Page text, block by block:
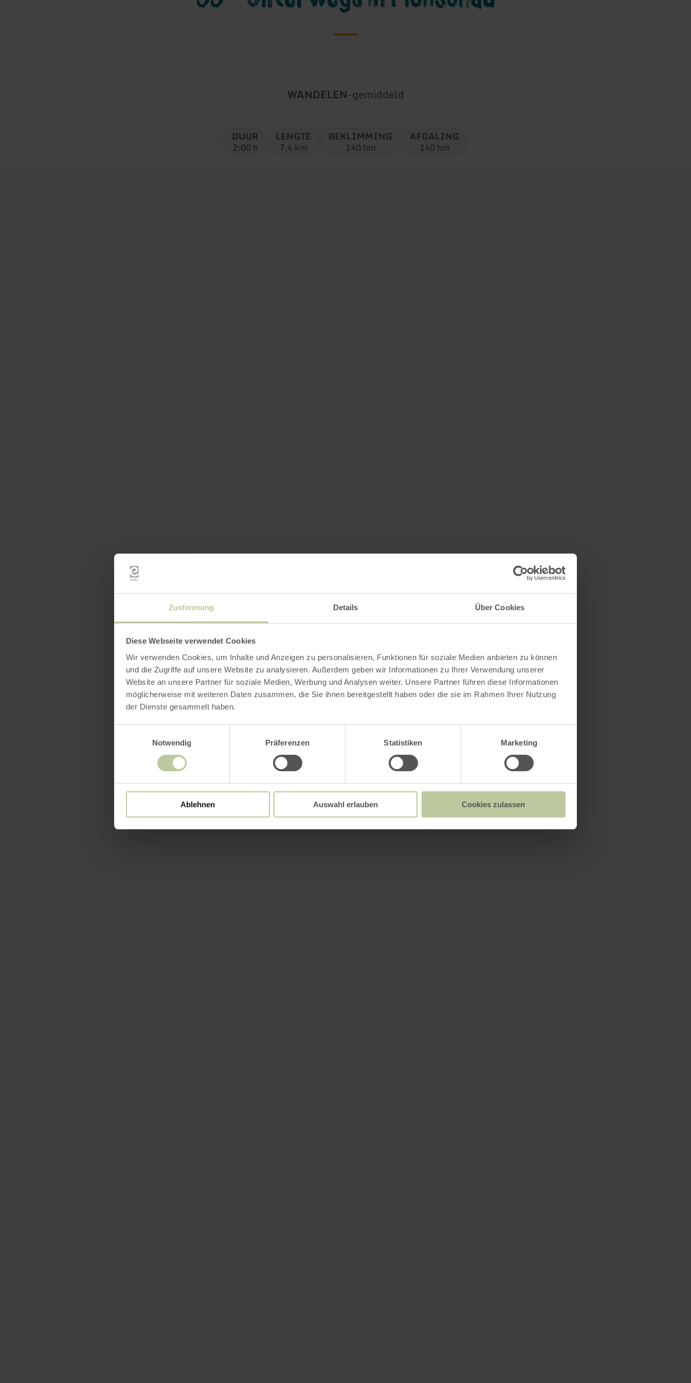
Zustimmung Details Über Cookies
Diese Webseite verwendet Cookies
Wir verwenden Cookies, um Inhalte und Anzeigen zu personalisieren, Funktionen für soziale Medien anbieten zu können
und die Zugriffe auf unsere Website zu analysieren. Außerdem geben wir Informationen zu Ihrer Verwendung unserer
Website an unsere Partner für soziale Medien, Werbung und Analysen weiter. Unsere Partner führen diese Informationen
möglicherweise mit weiteren Daten zusammen, die Sie ihnen bereitgestellt haben oder die sie im Rahmen Ihrer Nutzung
der Dienste gesammelt haben.
Notwendig
Präferenzen Statistiken Marketing
Ablehnen Auswahl erlauben Cookies zulassen
Soort
WANDELEN-Moeilijkheidsgraad:
gemiddeld
DUUR
2:00 h
LENGTE
7,4 km
BEKLIMMING
140 hm
AFDALING
140 hm